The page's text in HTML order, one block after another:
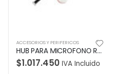
ACCESORIOS Y PERIFERICOS
HUB PARA MICROFONO RALLY Logitech Corporativo Opciones Flexibles de Colocación Para Múltiples Bases de Micrófono Reduce Presencia De Cables Garantía 2Años-NEGRO
$1.017.450 IVA Incluido